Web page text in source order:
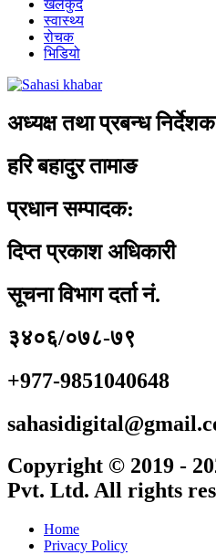
खेलकुद
स्वास्थ्य
रोचक
भिडियो
अध्यक्ष तथा प्रबन्ध
हरि बहादुर तामाङ
प्रधान सम्पादक:
दिप्त प्रकाश अधिकारी
सूचना विभाग दर्ता नं.
३४०६/०७८-७९
+977-9851040648
Copyright © 2019 -
Pvt. Ltd. All rights
Home
Privacy Policy